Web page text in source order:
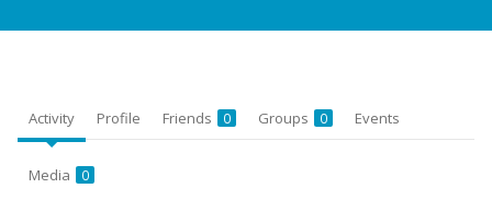
Activity Profile Friends 0 Groups 0 Events
Media 0